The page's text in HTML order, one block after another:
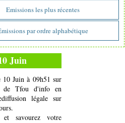
Emissions les plus récentes
par ordre alphabétique
Juin
Juin à 09h51 sur
de Tfou d'info en
légale sur
et savourez votre